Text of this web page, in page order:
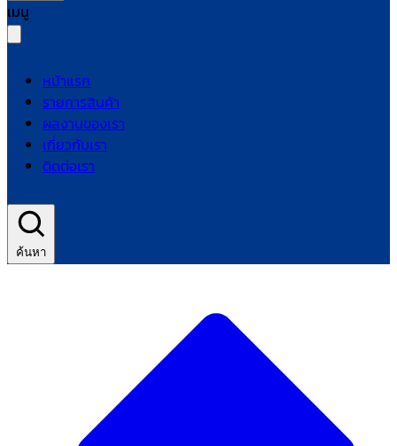
เมนู
หน้าแรก
รายการสินค้า
ผลงานของเรา
เกี่ยวกับเรา
ติดต่อเรา
ค้นหา